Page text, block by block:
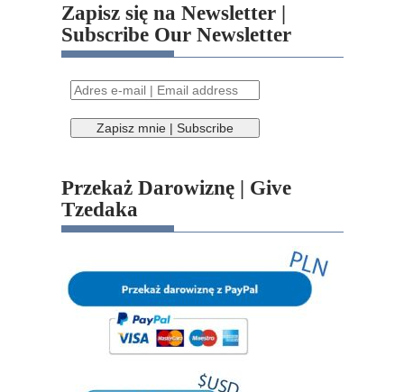
Zapisz się na Newsletter |
Subscribe Our Newsletter
Przekaż Darowiznę | Give
Tzedaka